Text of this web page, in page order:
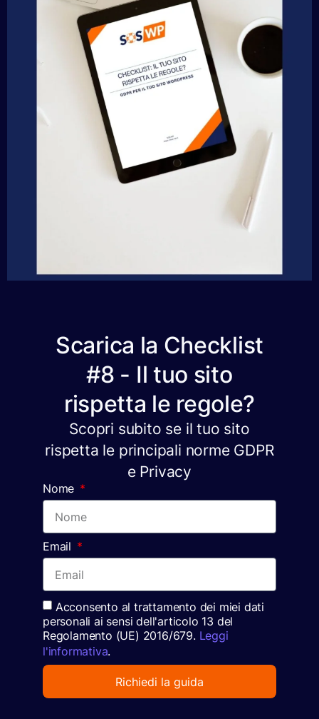
Scarica la Checklist
#8 - Il tuo sito
rispetta le regole?
Scopri subito se il tuo sito
rispetta le principali norme GDPR
e Privacy
Nome
Email
Acconsento al trattamento dei miei dati
personali ai sensi dell'articolo 13 del
Regolamento (UE) 2016/679. Leggi
l'informativa.
Richiedi la guida